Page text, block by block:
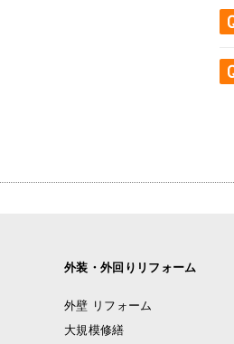
外装・外回りリフォーム
外壁 リフォーム
大規模修繕